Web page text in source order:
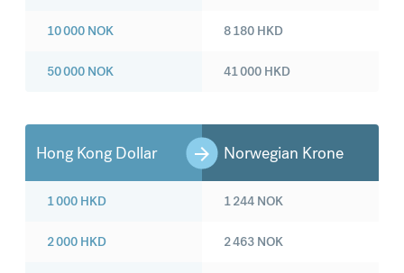
10 000 NOK
50 000 NOK
8 180 HKD
41 000 HKD
Hong Kong Dollar Norwegian Krone
1 000 HKD
2 000 HKD
1 244 NOK
2 463 NOK